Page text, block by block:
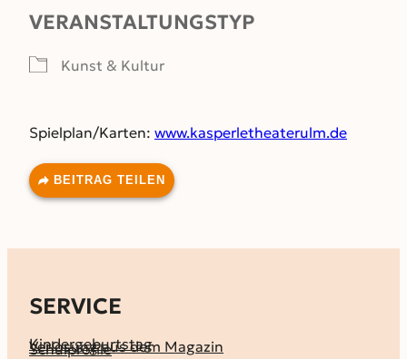
VERANSTALTUNGSTYP
Kunst & Kultur
Spielplan/Karten: www.kasperletheaterulm.de
BEITRAG TEILEN
SERVICE
Kindergeburtstag
Verlosung aus dem Magazin
Schulprofile